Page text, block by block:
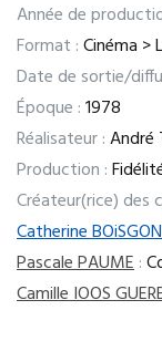
Année de
Format :Cinéma >
Date de sortie/
Époque :1978
Réalisateur :André
Production :
Créateur(rice) des
Catherine
Pascale PAUME:
Camille IOOS